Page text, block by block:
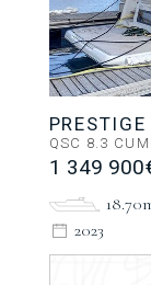
QSC 8.3
1 349
2023